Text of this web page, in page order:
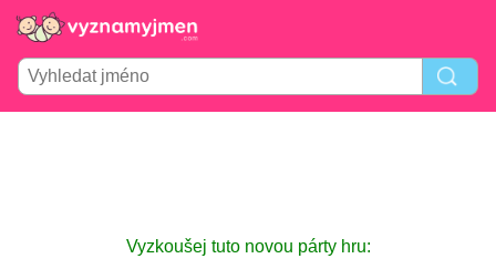
Vyzkoušej tuto novou párty hru: